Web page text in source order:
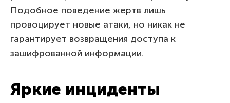
Подобное поведение жертв лишь
провоцирует новые атаки, но никак не
гарантирует возвращения доступа к
зашифрованной информации.
Яркие инциденты